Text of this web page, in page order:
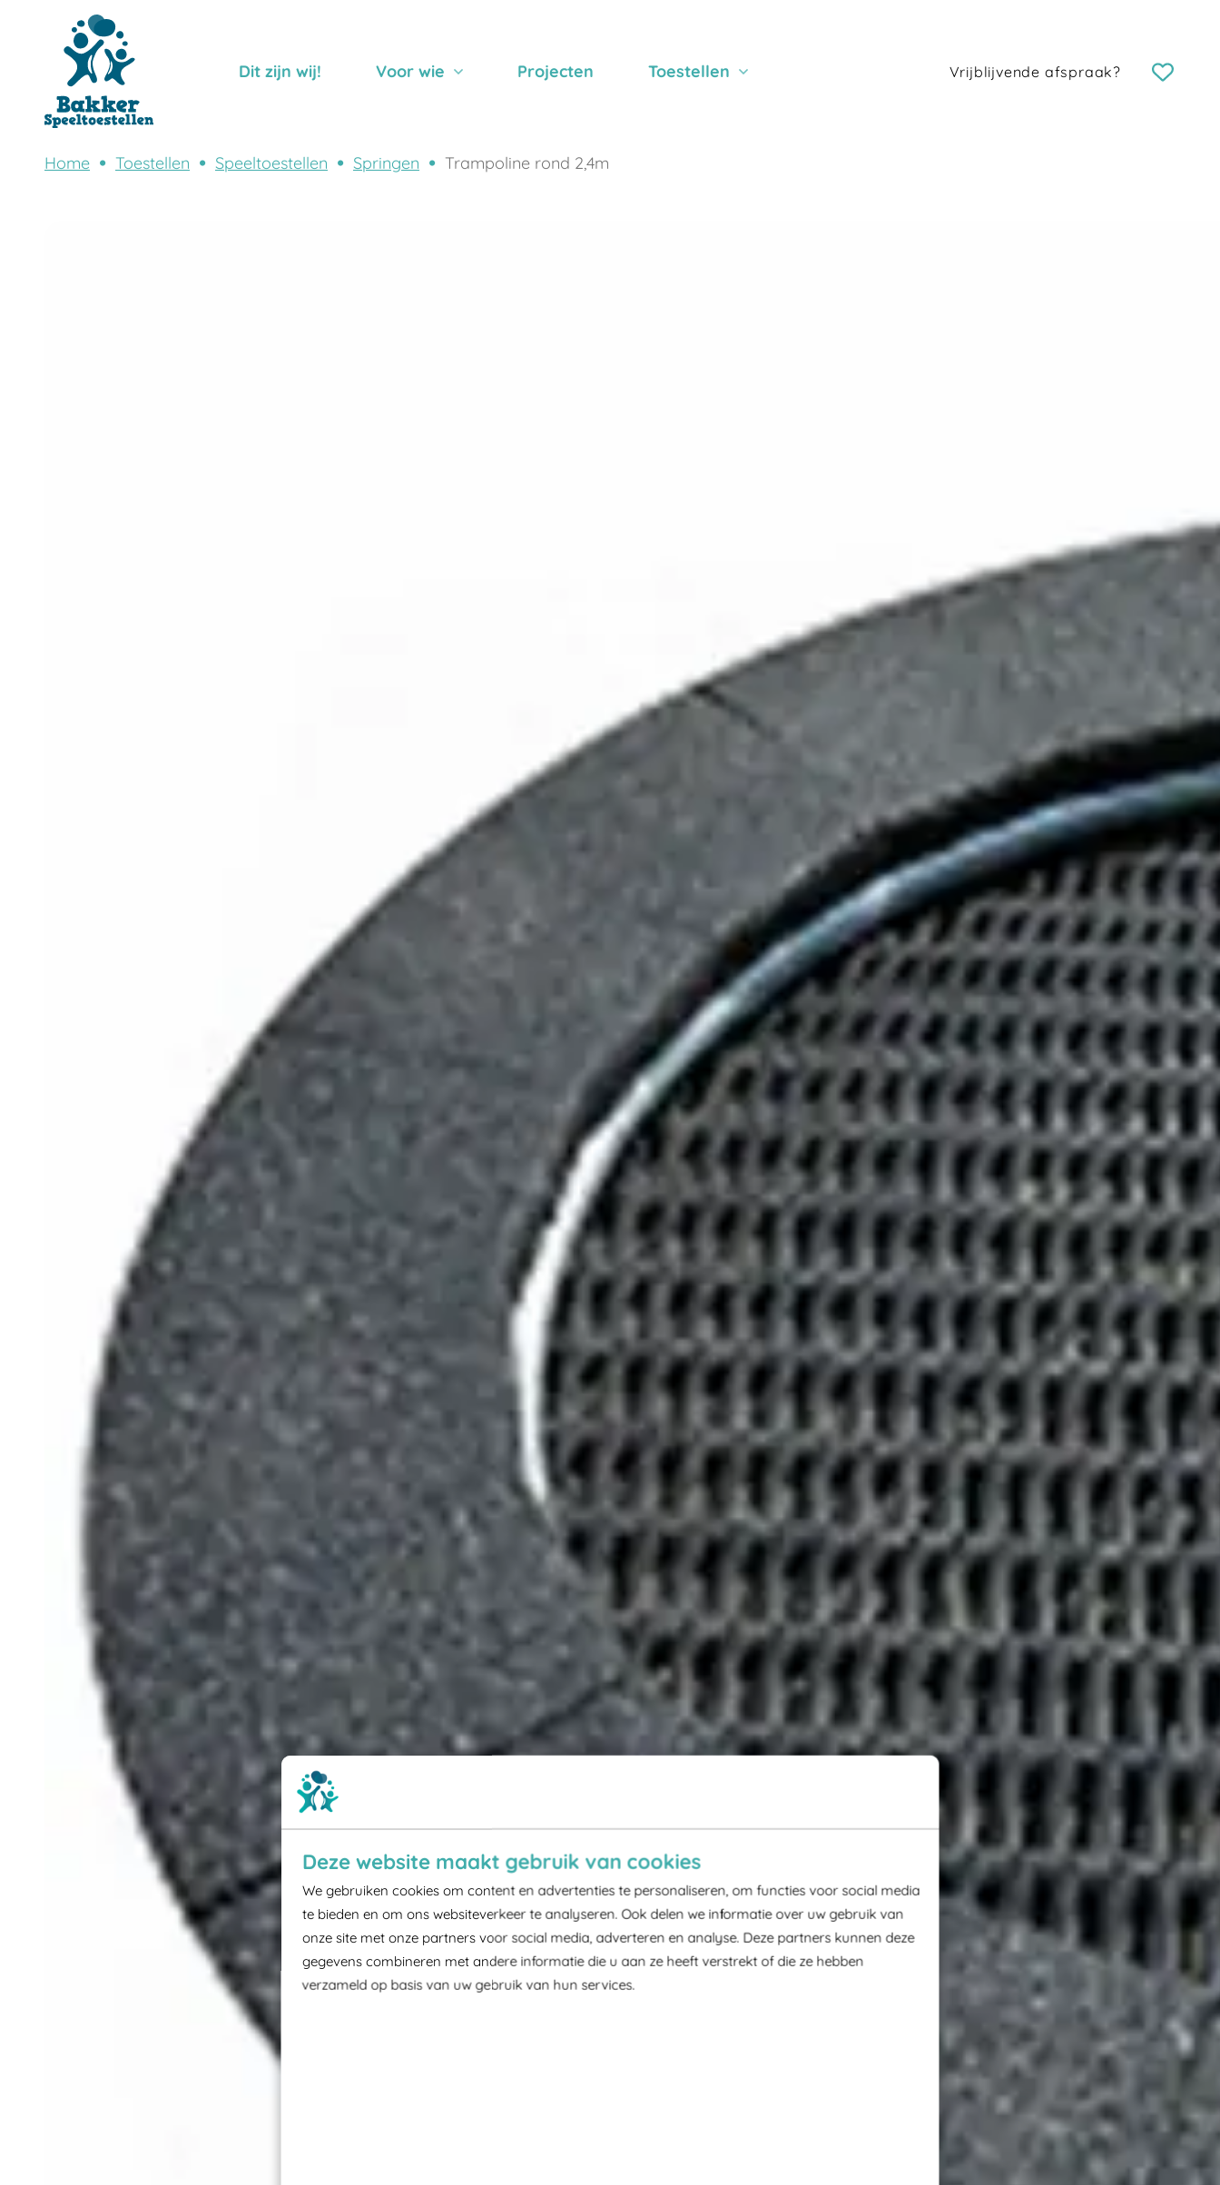
Deze website maakt gebruik van cookies
We gebruiken cookies om content en advertenties te personaliseren, om functies voor social media
te bieden en om ons websiteverkeer te analyseren. Ook delen we informatie over uw gebruik van
onze site met onze partners voor social media, adverteren en analyse. Deze partners kunnen deze
gegevens combineren met andere informatie die u aan ze heeft verstrekt of die ze hebben
verzameld op basis van uw gebruik van hun services.
Dit zijn wij! Voor wie Projecten Toestellen Vrijblijvende afspraak?
Home Toestellen Speeltoestellen Springen Trampoline rond 2,4m